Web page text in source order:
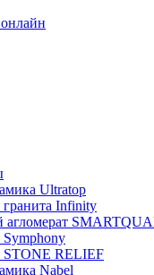
Ultratop
Infinity
агломерат
STONE RELIEF
Nabel